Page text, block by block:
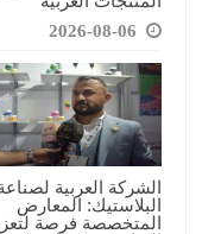
2026-08-06
الشركة العربية
البلاستيك: المعارض
المتخصصة فرصة